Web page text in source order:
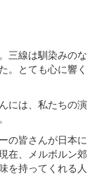
三線は馴染みのな
。とても心に響く
には、私たちの演
の皆さんが日本に
在、メルボルン郊
を持ってくれる人